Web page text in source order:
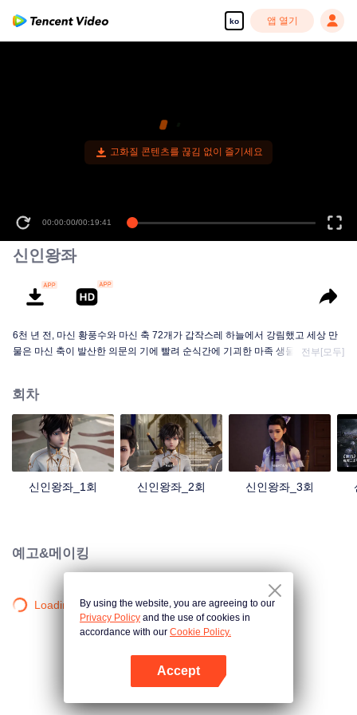
ko 앱 열기
고화질 콘텐츠를 끊김 없이 즐기세요
00:00:00/00:19:41
신인왕좌
6천 년 전, 마신 황풍수와 마신 축 72개가 갑작스레 하늘에서 강림했고 세상 만
물은 마신 축이 발산한 의문의 기에 빨려 순식간에 기괴한 마족 생물로 변이하
하는데... 용호진은 어머니를 살리기 위해 육대 성전의 기사가 되었고 그 뒤로부
터 갖은 모험과 기이한 경험, 궤계, 그리고 운명적인 사랑과 우정이 연달아 그의
삶에 찾아온다...
전부[모두]
회차
신인왕좌_1회 신인왕좌_2회 신인왕좌_3회
예고&메이킹
Loading…By using the website, you are agreeing to our
Privacy Policy and the use of cookies in
accordance with our Cookie Policy.
Accept